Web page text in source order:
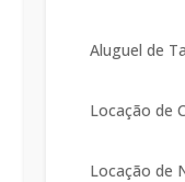
Aluguel de
Locação de
Locação de